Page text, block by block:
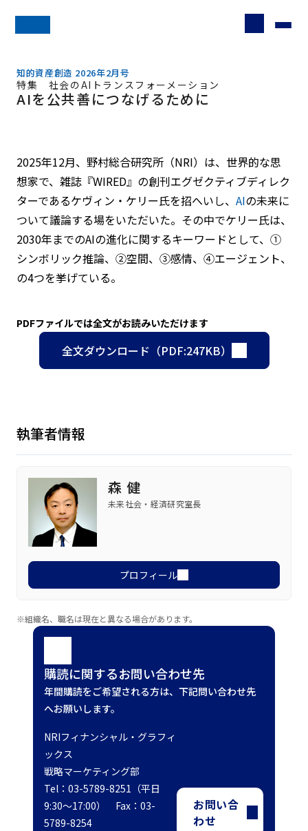
知的資産創造 2026年2月号
特集 社会のAIトランスフォーメーション
AIを公共善につなげるために
2025年12月、野村総合研究所（NRI）は、世界的な思
想家で、雑誌『WIRED』の創刊エグゼクティブディレク
ターであるケヴィン・ケリー氏を招へいし、 AIの未来に
ついて議論する場をいただいた。その中でケリー氏は、
2030年までのAIの進化に関するキーワードとして、①
シンボリック推論、②空間、③感情、④エージェント、
の4つを挙げている。
PDFファイルでは全文がお読みいただけます
全文ダウンロード（PDF:247KB）
執筆者情報
森 健
未来社会・経済研究室長
プロフィール
※組織名、職名は現在と異なる場合があります。
購読に関するお問い合わせ先
年間購読をご希望される方は、下記問い合わせ先
へお願いします。
NRIフィナンシャル・グラフィ
ックス
戦略マーケティング部
Tel：03-5789-8251（平日
9:30～17:00） Fax：03-
5789-8254
お問い合
わせ